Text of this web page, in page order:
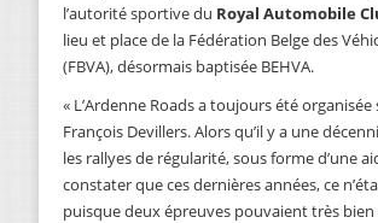
l’autorité sportive du Royal Automobile
lieu et place de la Fédération Belge des
(FBVA), désormais baptisée BEHVA.
« L’Ardenne Roads a toujours été organisée
François Devillers. Alors qu’il y a une
les rallyes de régularité, sous forme d’une
constater que ces dernières années, ce
puisque deux épreuves pouvaient très